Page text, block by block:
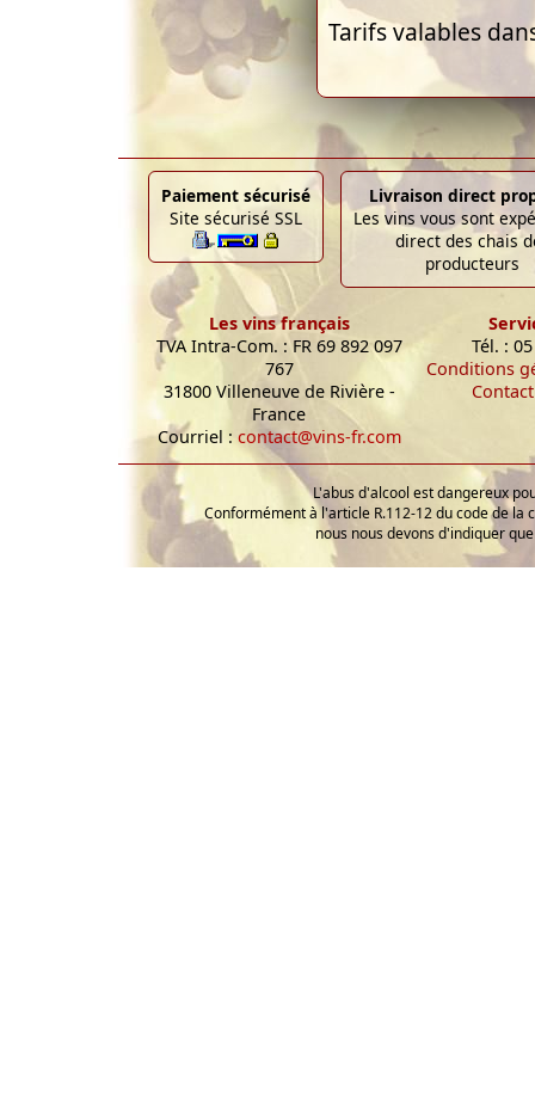
Tarifs valables
Paiement sécurisé
Site sécurisé SSL
Livraison direct
Les vins vous sont
direct des chais
producteurs
Les vins français
TVA Intra-Com. : FR 69 892 097
767
31800 Villeneuve de Rivière -
France
Courriel : contact@vins-fr.com
Tél. :
Conditions
Contact
L'abus d'alcool est dangereux
Conformément à l'article R.112-12 du code de la
nous nous devons d'indiquer